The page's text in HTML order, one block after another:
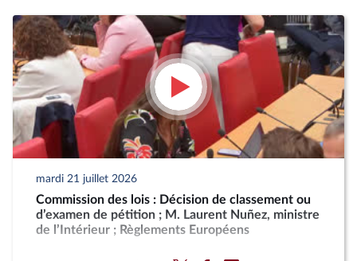
mardi 21 juillet 2026
Commission des lois : Décision de classement ou
d’examen de pétition ; M. Laurent Nuñez, ministre
de l’Intérieur ; Règlements Européens